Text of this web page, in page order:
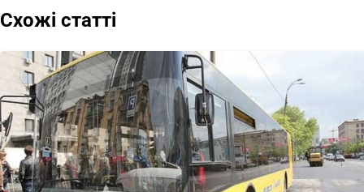
записів
Схожі статті